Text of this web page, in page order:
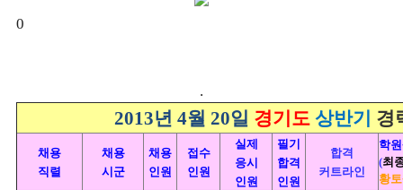
0
.
2013년 4월 20일 경기도 상반기 경
채용
직렬
채용
시군
채용
인원
접수
인원
실제
응시
인원
필기
합격
인원
합격
커트라인
학
(최
황